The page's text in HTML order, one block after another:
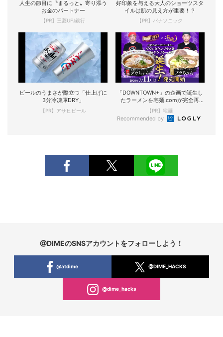
人生の節目に〝まるっと〟寄り添う
お金のパートナー
【PR】三菱UFJ銀行
好印象を与える大人のショーツスタ
イルは肌の見え方が重要！？
【PR】パナソニック
ビールのうまさが際立つ「仕上げに
3分冷凍庫DRY」
【PR】アサヒビール
「DOWNTOWN+」の企画で誕生し
たラーメンを宅麺.comが完全再
現！
【PR】宅麺
Recommended by
@DIMEのSNSアカウントをフォローしよう！
@atdime @DIME_HACKS
@dime_hacks